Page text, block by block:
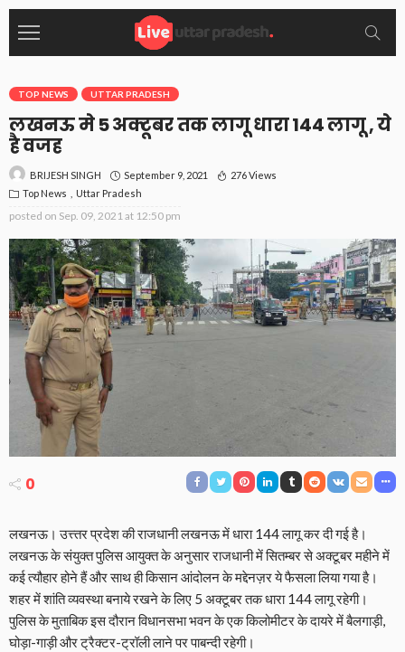
TOP NEWS UTTAR PRADESH
लखनऊ मे 5 अक्टूबर तक लागू धारा 144 लागू , ये
है वजह
BRIJESH SINGH September 9, 2021
276 Views
Top News
Uttar Pradesh
posted on Sep. 09, 2021 at 12:50 pm
0
लखनऊ। उत्त्तर प्रदेश की राजधानी लखनऊ में धारा 144 लागू कर दी गई है।
लखनऊ के संयुक्त पुलिस आयुक्त के अनुसार राजधानी में सितम्बर से अक्टूबर महीने में
कई त्यौहार होने हैं और साथ ही किसान आंदोलन के मद्देनज़र ये फैसला लिया गया है।
शहर में शांति व्यवस्था बनाये रखने के लिए 5 अक्टूबर तक धारा 144 लागू रहेगी।
पुलिस के मुताबिक इस दौरान विधानसभा भवन के एक किलोमीटर के दायरे में बैलगाड़ी,
घोड़ा-गाड़ी और ट्रैक्टर-ट्रॉली लाने पर पाबन्दी रहेगी।